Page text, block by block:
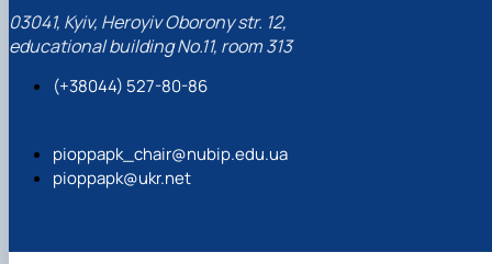
03041, Kyiv, Heroyiv Oborony str. 12,
educational building No.11, room 313
(+38044) 527-80-86
pioppapk_chair@nubip.edu.ua
pioppapk@ukr.net